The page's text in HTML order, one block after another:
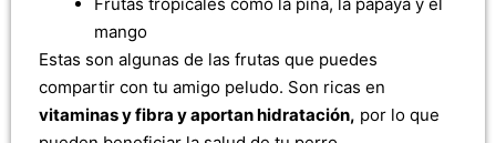
mango
Estas son algunas de las frutas que puedes
compartir con tu amigo peludo. Son ricas en
vitaminas y fibra y aportan hidratación, por lo que